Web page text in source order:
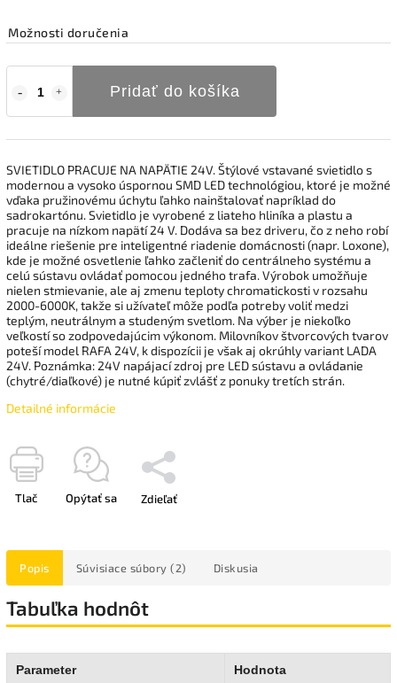
Možnosti doručenia
Pridať do košíka
SVIETIDLO PRACUJE NA NAPÄTIE 24V. Štýlové vstavané svietidlo s
modernou a vysoko úspornou SMD LED technológiou, ktoré je možné
vďaka pružinovému úchytu ľahko nainštalovať napríklad do
sadrokartónu. Svietidlo je vyrobené z liateho hliníka a plastu a
pracuje na nízkom napätí 24 V. Dodáva sa bez driveru, čo z neho robí
ideálne riešenie pre inteligentné riadenie domácnosti (napr. Loxone),
kde je možné osvetlenie ľahko začleniť do centrálneho systému a
celú sústavu ovládať pomocou jedného trafa. Výrobok umožňuje
nielen stmievanie, ale aj zmenu teploty chromatickosti v rozsahu
2000-6000K, takže si užívateľ môže podľa potreby voliť medzi
teplým, neutrálnym a studeným svetlom. Na výber je niekoľko
veľkostí so zodpovedajúcim výkonom. Milovníkov štvorcových tvarov
poteší model RAFA 24V, k dispozícii je však aj okrúhly variant LADA
24V. Poznámka: 24V napájací zdroj pre LED sústavu a ovládanie
(chytré/diaľkové) je nutné kúpiť zvlášť z ponuky tretích strán.
Detailné informácie
Tlač Opýtať sa Zdieľať
Popis Súvisiace súbory (2) Diskusia
Tabuľka hodnôt
Parameter Hodnota